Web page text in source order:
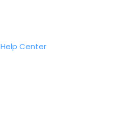
Help Center